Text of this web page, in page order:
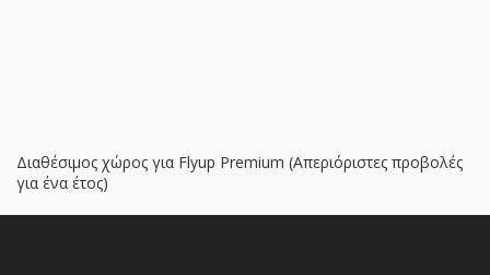
Διαθέσιμος χώρος για Flyup Premium (Απεριόριστες προβολές
για ένα έτος)